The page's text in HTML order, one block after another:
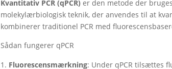
Kvantitativ PCR (qPCR) er den metode der
molekylærbiologisk teknik, der anvendes til at
kombinerer traditionel PCR med
Sådan fungerer qPCR
Fluorescensmærkning: Under qPCR tilsættes